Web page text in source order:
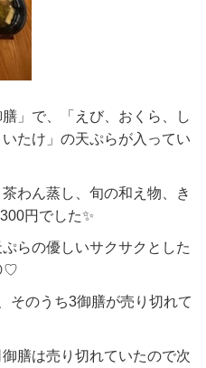
」で、「えび、おくら、し
たけ」の天ぷらが入ってい
わん蒸し、旬の和え物、き
円でした✨
らの優しいサクサクとした
そのうち3御膳が売り切れて
膳は売り切れていたので次